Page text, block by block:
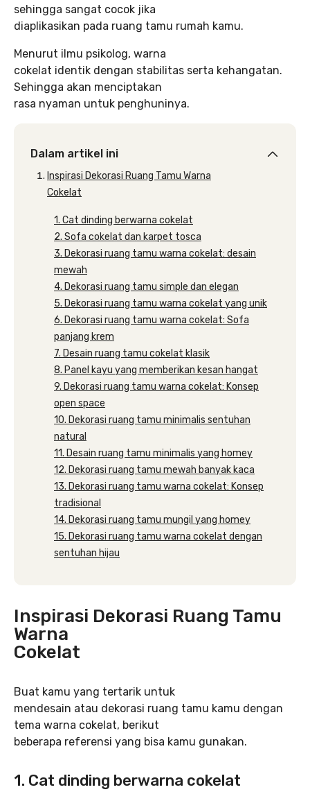
sehingga sangat cocok jika
diaplikasikan pada ruang tamu rumah kamu.
Menurut ilmu psikolog, warna
cokelat identik dengan stabilitas serta kehangatan.
Sehingga akan menciptakan
rasa nyaman untuk penghuninya.
Dalam artikel ini
Inspirasi Dekorasi Ruang Tamu Warna
Cokelat
1. Cat dinding berwarna cokelat
2. Sofa cokelat dan karpet tosca
3. Dekorasi ruang tamu warna cokelat: desain
mewah
4. Dekorasi ruang tamu simple dan elegan
5. Dekorasi ruang tamu warna cokelat yang unik
6. Dekorasi ruang tamu warna cokelat: Sofa
panjang krem
7. Desain ruang tamu cokelat klasik
8. Panel kayu yang memberikan kesan hangat
9. Dekorasi ruang tamu warna cokelat: Konsep
open space
10. Dekorasi ruang tamu minimalis sentuhan
natural
11. Desain ruang tamu minimalis yang homey
12. Dekorasi ruang tamu mewah banyak kaca
13. Dekorasi ruang tamu warna cokelat: Konsep
tradisional
14. Dekorasi ruang tamu mungil yang homey
15. Dekorasi ruang tamu warna cokelat dengan
sentuhan hijau
Inspirasi Dekorasi Ruang Tamu
Warna
Cokelat
Buat kamu yang tertarik untuk
mendesain atau dekorasi ruang tamu kamu dengan
tema warna cokelat, berikut
beberapa referensi yang bisa kamu gunakan.
1. Cat dinding berwarna cokelat